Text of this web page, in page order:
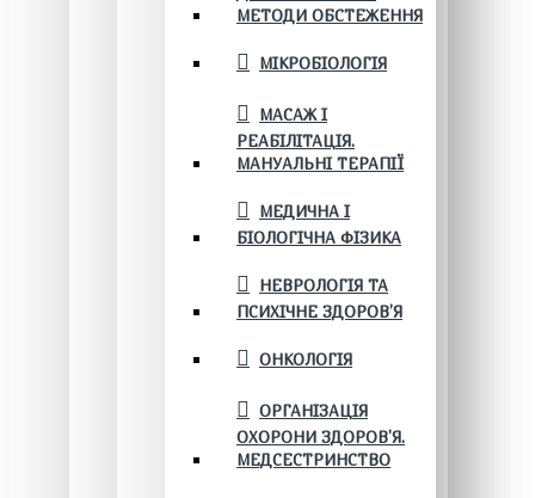
МЕТОДИ ОБСТЕЖЕННЯ
МІКРОБІОЛОГІЯ
МАСАЖ І
РЕАБІЛІТАЦІЯ.
МАНУАЛЬНІ ТЕРАПІЇ
МЕДИЧНА І
БІОЛОГІЧНА ФІЗИКА
НЕВРОЛОГІЯ ТА
ПСИХІЧНЕ ЗДОРОВ’Я
ОНКОЛОГІЯ
ОРГАНІЗАЦІЯ
ОХОРОНИ ЗДОРОВ'Я.
МЕДСЕСТРИНСТВО